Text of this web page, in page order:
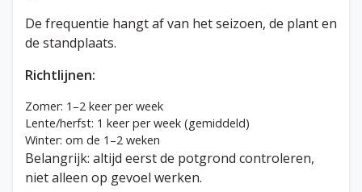
De frequentie hangt af van het seizoen, de plant en
de standplaats.
Richtlijnen:
Zomer: 1–2 keer per week
Lente/herfst: 1 keer per week (gemiddeld)
Winter: om de 1–2 weken
Belangrijk: altijd eerst de potgrond controleren,
niet alleen op gevoel werken.